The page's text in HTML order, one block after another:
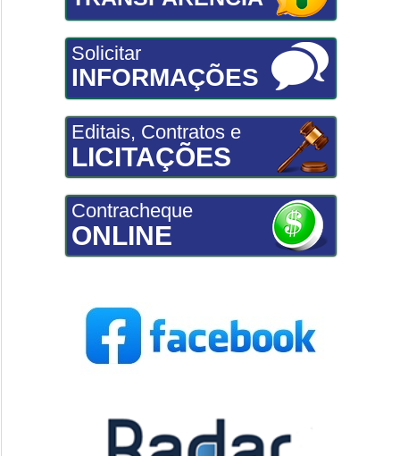
Solicitar
INFORMAÇÕES
Editais, Contratos e
LICITAÇÕES
Contracheque
ONLINE